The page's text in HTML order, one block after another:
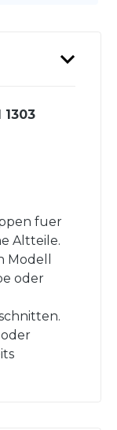
fuer
Altteile.
Modell
oder